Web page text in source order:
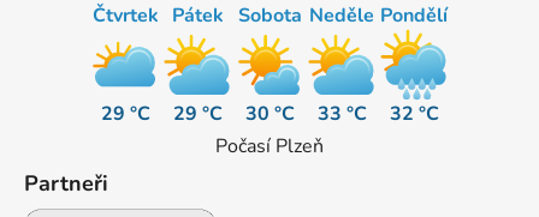
Čtvrtek
29 °C
Pátek
29 °C
Sobota
30 °C
Neděle
33 °C
Pondělí
32 °C
Počasí Plzeň
Partneři